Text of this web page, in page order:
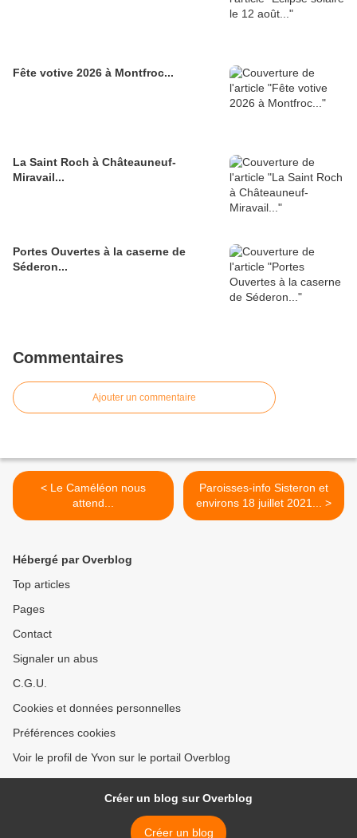
Fête votive 2026 à Montfroc...
La Saint Roch à Châteauneuf-
Miravail...
Portes Ouvertes à la caserne de
Séderon...
Commentaires
Ajouter un commentaire
< Le Caméléon nous
attend...
Paroisses-info Sisteron et
environs 18 juillet 2021... >
Hébergé par Overblog
Top articles
Pages
Contact
Signaler un abus
C.G.U.
Cookies et données personnelles
Préférences cookies
Voir le profil de Yvon sur le portail Overblog
Créer un blog sur Overblog
Créer un blog